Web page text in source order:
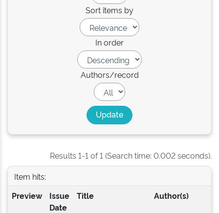
Sort items by
In order
Authors/record
Results 1-1 of 1 (Search time: 0.002 seconds).
Item hits:
Preview
Issue
Date
Title Author(s)